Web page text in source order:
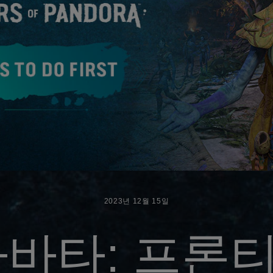
2023년 12월 15일
바타: 프론